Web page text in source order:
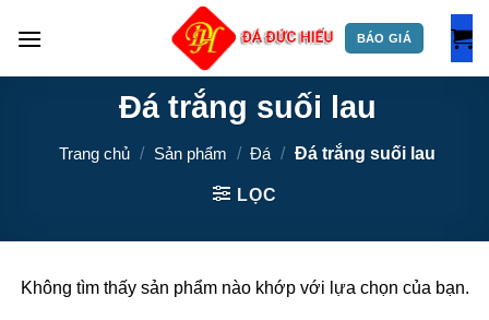
BÁO GIÁ
Đá trắng suối lau
Trang chủ / Sản phẩm / Đá / Đá trắng suối lau
LỌC
Không tìm thấy sản phẩm nào khớp với lựa chọn của bạn.